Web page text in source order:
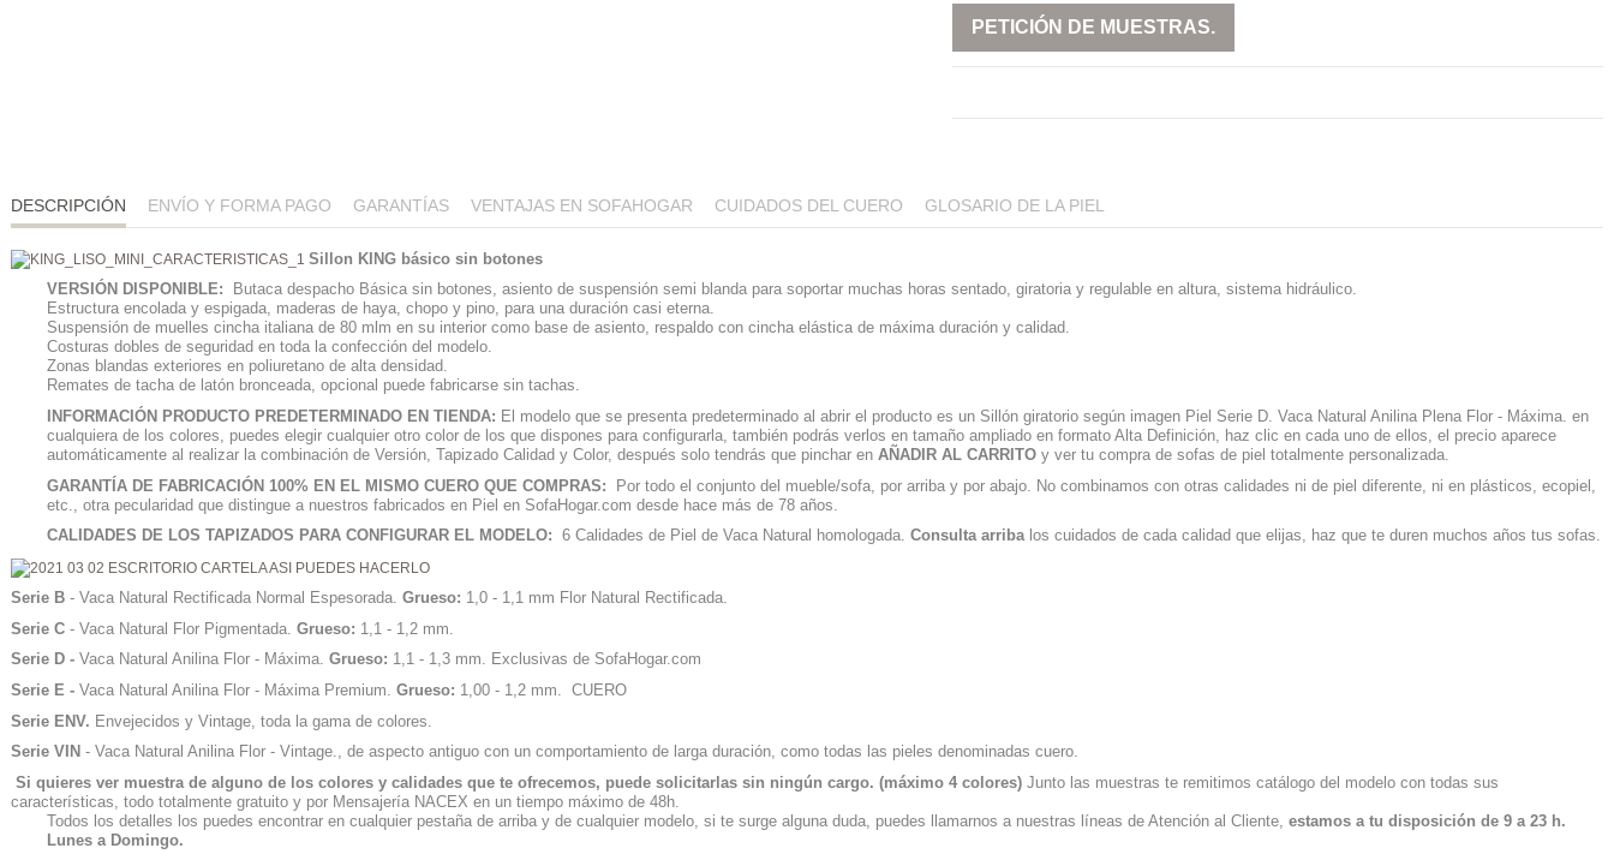
PETICIÓN DE MUESTRAS.
DESCRIPCIÓN ENVÍO Y FORMA PAGO GARANTÍAS VENTAJAS EN SOFAHOGAR CUIDADOS DEL CUERO GLOSARIO DE LA PIEL
Sillon KING básico sin botones
VERSIÓN DISPONIBLE:
Butaca despacho Básica sin botones, asiento de suspensión semi blanda para soportar muchas horas sentado, giratoria y regulable en altura, sistema hidráulico.
Estructura encolada y espigada, maderas de haya, chopo y pino, para una duración casi eterna.
Suspensión de muelles cincha italiana de 80 mlm en su interior como base de asiento, respaldo con cincha elástica de máxima duración y calidad.
Costuras dobles de seguridad en toda la confección del modelo.
Zonas blandas exteriores en poliuretano de alta densidad.
Remates de tacha de latón bronceada, opcional puede fabricarse sin tachas.
INFORMACIÓN PRODUCTO PREDETERMINADO EN TIENDA: El modelo que se presenta predeterminado al abrir el producto es un Sillón giratorio según imagen Piel Serie D. Vaca Natural Anilina Plena Flor - Máxima. en
cualquiera de los colores, puedes elegir cualquier otro color de los que dispones para configurarla, también podrás verlos en tamaño ampliado en formato Alta Definición, haz clic en cada uno de ellos, el precio aparece
automáticamente al realizar la combinación de Versión, Tapizado Calidad y Color, después solo tendrás que pinchar en AÑADIR AL CARRITO y ver tu compra de sofas de piel totalmente personalizada.
GARANTÍA DE FABRICACIÓN 100% EN EL MISMO CUERO QUE COMPRAS:
Por todo el conjunto del mueble/sofa, por arriba y por abajo. No combinamos con otras calidades ni de piel diferente, ni en plásticos, ecopiel,
etc., otra pecularidad que distingue a nuestros fabricados en Piel en SofaHogar.com desde hace más de 78 años.
CALIDADES DE LOS TAPIZADOS PARA CONFIGURAR EL MODELO: 6 Calidades de Piel de Vaca Natural homologada. Consulta arribalos cuidados de cada calidad que elijas, haz que te duren muchos años tus sofas.
Serie B - Vaca Natural Rectificada Normal Espesorada. Grueso: 1,0 - 1,1 mm Flor Natural Rectificada.
Serie C - Vaca Natural Flor Pigmentada. Grueso: 1,1 - 1,2 mm.
Serie D - Vaca Natural Anilina Flor - Máxima. Grueso: 1,1 - 1,3 mm. Exclusivas de SofaHogar.com
Serie E - Vaca Natural Anilina Flor - Máxima Premium. Grueso: 1,00 - 1,2 mm. CUERO
Serie ENV. Envejecidos y Vintage, toda la gama de colores.
Serie VIN - Vaca Natural Anilina Flor - Vintage., de aspecto antiguo con un comportamiento de larga duración, como todas las pieles denominadas cuero.
Si quieres ver muestra de alguno de los colores y calidades que te ofrecemos, puede solicitarlas sin ningún cargo. (máximo 4 colores) Junto las muestras te remitimos catálogo del modelo con todas sus
características, todo totalmente gratuito y por Mensajería NACEX en un tiempo máximo de 48h.
Todos los detalles los puedes encontrar en cualquier pestaña de arriba y de cualquier modelo, si te surge alguna duda, puedes llamarnos a nuestras líneas de Atención al Cliente, estamos a tu disposición de 9 a 23 h.
Lunes a Domingo.